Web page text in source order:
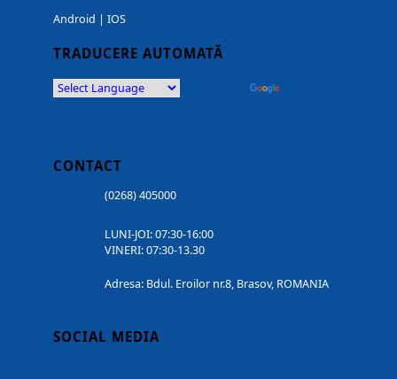
Android | IOS
TRADUCERE AUTOMATĂ
CONTACT
(0268) 405000
LUNI-JOI: 07:30-16:00
VINERI: 07:30-13.30
Adresa: Bdul. Eroilor nr.8, Brasov, ROMANIA
SOCIAL MEDIA